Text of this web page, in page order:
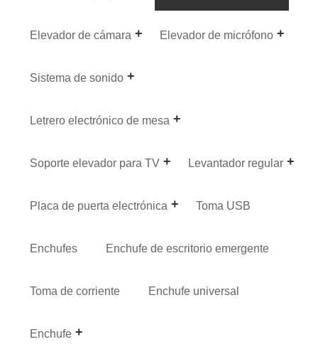
Elevador de cámara Elevador de micrófono
Sistema de sonido
Letrero electrónico de mesa
Soporte elevador para TV Levantador regular
Placa de puerta electrónica Toma USB
Enchufes Enchufe de escritorio emergente
Toma de corriente Enchufe universal
Enchufe